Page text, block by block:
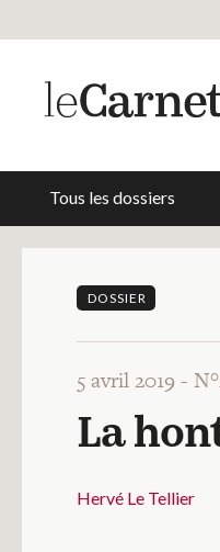
Tous les dossiers
DOSSIER
5 avril 2019 -
La
Hervé Le Tellier